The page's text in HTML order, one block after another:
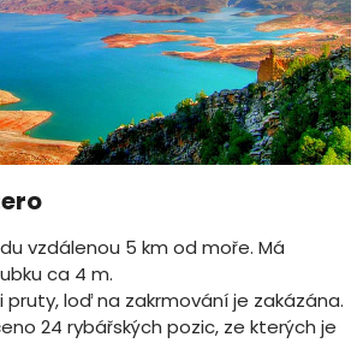
vzdálenou 5 km od moře. Má
ca 4 m.
loď na zakrmování je zakázána.
24 rybářských pozic, ze kterých je